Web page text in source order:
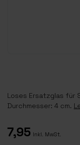
Loses Ersatzglas für
Durchmesser: 4 cm.
7,95 Inkl. MwSt.